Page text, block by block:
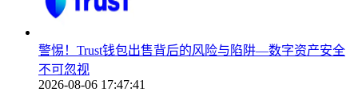
警惕！Trust钱包出售背后的风险与陷阱—数字资产安全
不可忽视
2026-08-06 17:47:41